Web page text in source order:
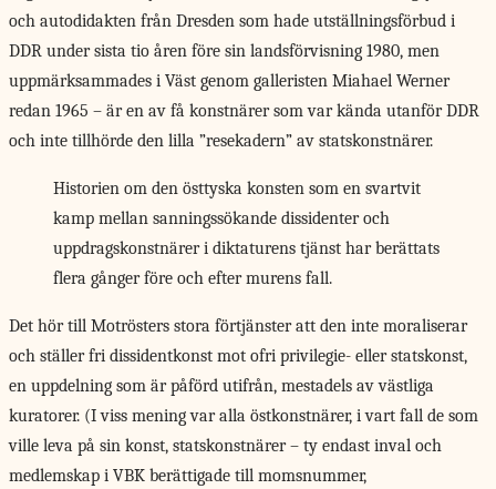
och autodidakten från Dresden som hade utställningsförbud i
DDR under sista tio åren före sin landsförvisning 1980, men
uppmärksammades i Väst genom galleristen Miahael Werner
redan 1965 – är en av få konstnärer som var kända utanför DDR
och inte tillhörde den lilla ”rese­kadern” av statskonstnärer.
Historien om den östtyska konsten som en svartvit
kamp mellan sanningssökande dissidenter och
uppdragskonstnärer i diktaturens tjänst har berättats
flera gånger före och efter murens fall.
Det hör till Motrösters stora förtjänster att den inte moraliserar
och ställer fri dissidentkonst mot ofri privilegie- eller statskonst,
en uppdelning som är påförd utifrån, mestadels av västliga
kuratorer. (I viss mening var alla östkonstnärer, i vart fall de som
ville leva på sin konst, statskonstnärer – ty endast inval och
medlemskap i VBK berättigade till momsnummer,